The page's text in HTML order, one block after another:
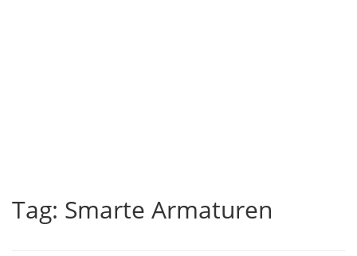
Tag: Smarte Armaturen